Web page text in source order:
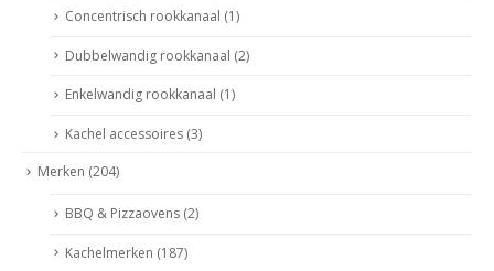
Concentrisch rookkanaal (1)
Dubbelwandig rookkanaal (2)
Enkelwandig rookkanaal (1)
Kachel accessoires (3)
Merken (204)
BBQ & Pizzaovens (2)
Kachelmerken (187)